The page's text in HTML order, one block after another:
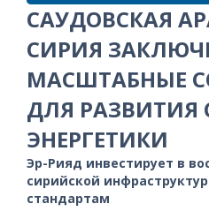
САУДОВСКАЯ
СИРИЯ
МАСШТАБНЫЕ
ДЛЯ РАЗВИТИЯ
ЭНЕРГЕТИКИ
Эр-Рияд инвестирует в
сирийской
стандартам